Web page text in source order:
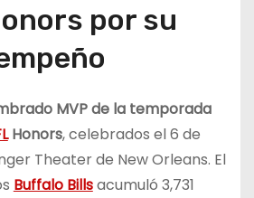
por su
MVP de la temporada
Honors, celebrados el 6 de
Theater de New Orleans. El
Buffalo Billsacumuló 3,731